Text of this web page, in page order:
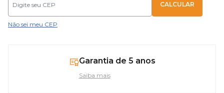
Não sei meu CEP
Garantia de 5 anos
Saiba mais